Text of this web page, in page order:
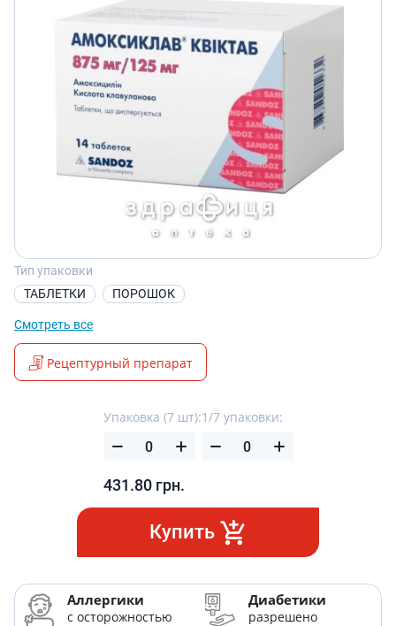
Тип упаковки
ТАБЛЕТКИ
ПОРОШОК
Смотреть все
Рецептурный препарат
Упаковка (7 шт):
431.80 грн.
1/7 упаковки:
Купить
Аллергики
с осторожностью
Диабетики
разрешено